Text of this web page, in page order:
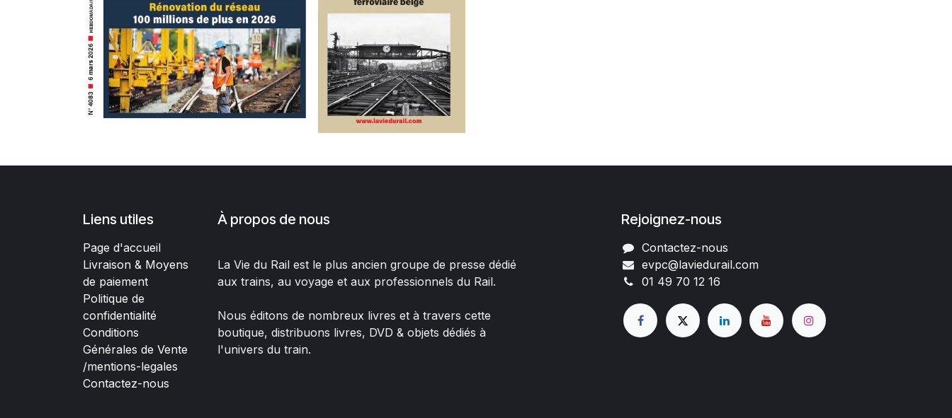
Liens utiles
Page d'accueil
Livraison & Moyens
de paiement
Politique de
confidentialité
Conditions
Générales de Vente
/mentions-legales
Contactez-nous
À propos de nous
La Vie du Rail est le plus ancien groupe de presse dédié
aux trains, au voyage et aux professionnels du Rail.
Nous éditons de nombreux livres et à travers cette
boutique, distribuons livres, DVD & objets dédiés à
l'univers du train.
Rejoignez-nous
Contactez-nous
evpc@laviedurail.com
01 49 70 12 16